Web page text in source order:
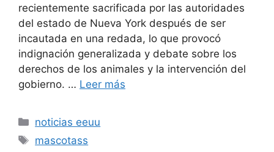
recientemente sacrificada por las autoridades
del estado de Nueva York después de ser
incautada en una redada, lo que provocó
indignación generalizada y debate sobre los
derechos de los animales y la intervención del
gobierno. … Leer más
Categorías
noticias eeuu
Etiquetas
mascotass